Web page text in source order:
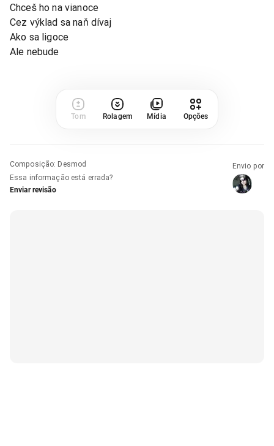
Chceš ho na vianoce
Cez výklad sa naň dívaj
Ako sa ligoce
Ale nebude
Tom Rolagem Mídia Opções
Composição: Desmod
Essa informação está errada?
Enviar revisão
Envio por